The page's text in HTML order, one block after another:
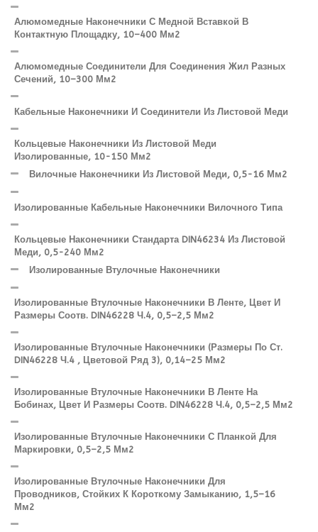
Алюмомедные Наконечники С Медной Вставкой В
Контактную Площадку, 10–400 Мм2
Алюмомедные Соединители Для Соединения Жил Разных
Сечений, 10–300 Мм2
Кабельные Наконечники И Соединители Из Листовой Меди
Кольцевые Наконечники Из Листовой Меди
Изолированные, 10-150 Мм2
Вилочные Наконечники Из Листовой Меди, 0,5-16 Мм2
Изолированные Кабельные Наконечники Вилочного Типа
Кольцевые Наконечники Стандарта DIN46234 Из Листовой
Меди, 0,5-240 Мм2
Изолированные Втулочные Наконечники
Изолированные Втулочные Наконечники В Ленте, Цвет И
Размеры Соотв. DIN46228 Ч.4, 0,5–2,5 Мм2
Изолированные Втулочные Наконечники (размеры По Ст.
DIN46228 Ч.4 , Цветовой Ряд 3), 0,14–25 Мм2
Изолированные Втулочные Наконечники В Ленте На
Бобинах, Цвет И Размеры Соотв. DIN46228 Ч.4, 0,5–2,5 Мм2
Изолированные Втулочные Наконечники С Планкой Для
Маркировки, 0,5–2,5 Мм2
Изолированные Втулочные Наконечники Для
Проводников, Стойких К Короткому Замыканию, 1,5–16
Мм2